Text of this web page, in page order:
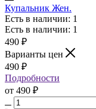
Купальник Жен.
Есть в наличии: 1
Есть в наличии: 1
490 ₽
Варианты цен
490 ₽
Подробности
от 490 ₽